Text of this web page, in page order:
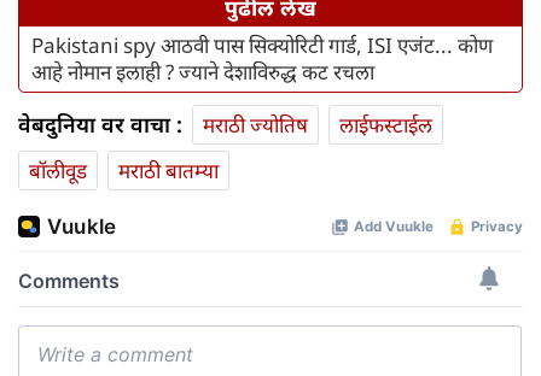
पुढील लेख
Pakistani spy आठवी पास सिक्योरिटी गार्ड, ISI एजंट... कोण
आहे नोमान इलाही ? ज्याने देशाविरुद्ध कट रचला
वेबदुनिया वर वाचा : मराठी ज्योतिष
लाईफस्टाईल
बॉलीवूड
मराठी बातम्या